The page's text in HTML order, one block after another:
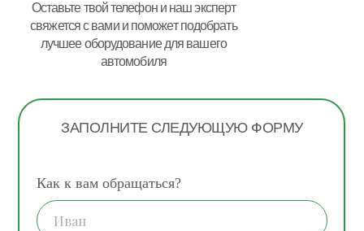
Как к вам обращаться?
ЗАПОЛНИТЕ СЛЕДУЮЩУЮ ФОРМУ
Оставьте твой телефон и наш эксперт
свяжется с вами и поможет подобрать
лучшее оборудование для вашего
автомобиля